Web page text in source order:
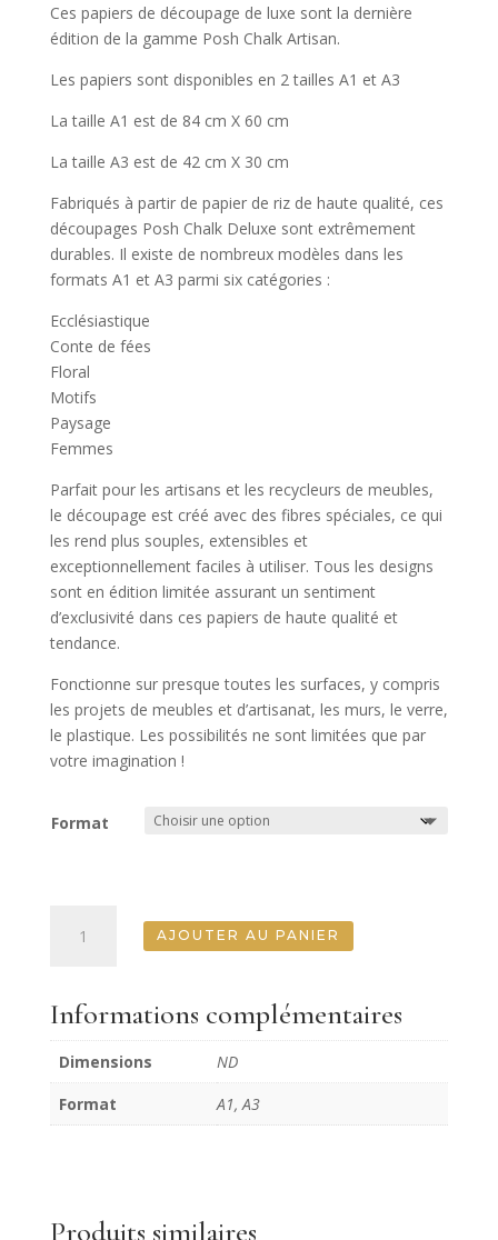
Ces papiers de découpage de luxe sont la dernière
édition de la gamme Posh Chalk Artisan.
Les papiers sont disponibles en 2 tailles A1 et A3
La taille A1 est de 84 cm X 60 cm
La taille A3 est de 42 cm X 30 cm
Fabriqués à partir de papier de riz de haute qualité, ces
découpages Posh Chalk Deluxe sont extrêmement
durables. Il existe de nombreux modèles dans les
formats A1 et A3 parmi six catégories :
Ecclésiastique
Conte de fées
Floral
Motifs
Paysage
Femmes
Parfait pour les artisans et les recycleurs de meubles,
le découpage est créé avec des fibres spéciales, ce qui
les rend plus souples, extensibles et
exceptionnellement faciles à utiliser. Tous les designs
sont en édition limitée assurant un sentiment
d’exclusivité dans ces papiers de haute qualité et
tendance.
Fonctionne sur presque toutes les surfaces, y compris
les projets de meubles et d’artisanat, les murs, le verre,
le plastique. Les possibilités ne sont limitées que par
votre imagination !
Format
Posh
Chalk
Deluxe
Decoupage
AJOUTER AU PANIER
Informations complémentaires
Dimensions
ND
Format
A1, A3
Produits similaires